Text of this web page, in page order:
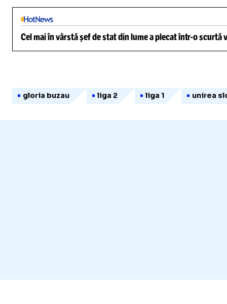
Cel mai în vârstă șef de stat din lume a plecat într-o scurtă
gloria buzau liga 2 liga 1 unirea